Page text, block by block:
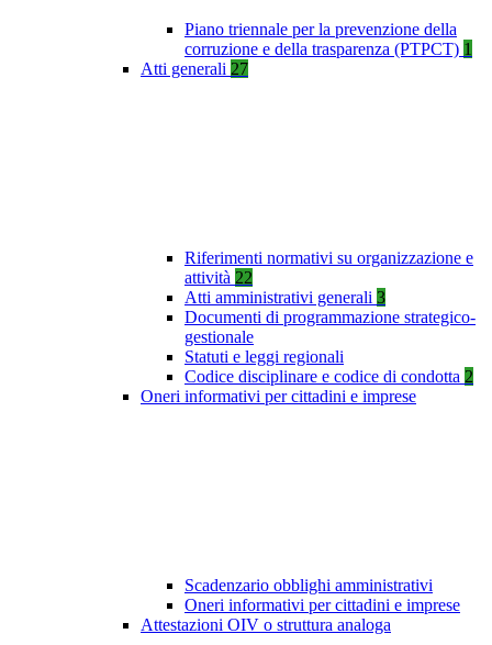
Piano triennale per la prevenzione della
corruzione e della trasparenza (PTPCT) 1
Atti generali 27
Riferimenti normativi su organizzazione e
attività 22
Atti amministrativi generali 3
Documenti di programmazione strategico-
gestionale
Statuti e leggi regionali
Codice disciplinare e codice di condotta 2
Oneri informativi per cittadini e imprese
Scadenzario obblighi amministrativi
Oneri informativi per cittadini e imprese
Attestazioni OIV o struttura analoga